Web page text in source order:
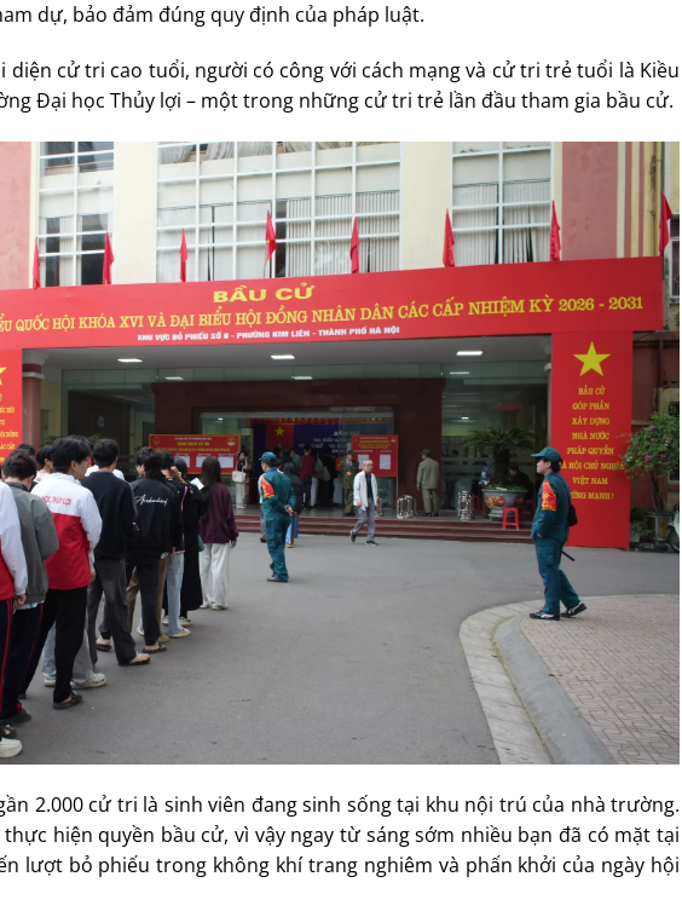
dự, bảo đảm đúng quy định của pháp luật.
cử tri cao tuổi, người có công với cách mạng và cử tri trẻ tuổi là Kiều
Đại học Thủy lợi – một trong những cử tri trẻ lần đầu tham gia bầu cử.
2.000 cử tri là sinh viên đang sinh sống tại khu nội trú của nhà trường.
hiện quyền bầu cử, vì vậy ngay từ sáng sớm nhiều bạn đã có mặt tại
lượt bỏ phiếu trong không khí trang nghiêm và phấn khởi của ngày hội